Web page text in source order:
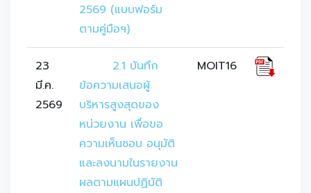
2569 (แบบฟอร์ม
ตามคู่มือฯ)
23
มี.ค.
2569
ข้อความเสนอผู้
บริหารสูงสุดของ
หน่วยงาน เพื่อขอ
ความเห็นชอบ อนุมัติ
และลงนามในรายงาน
ผลตามแผนปฏิบัติ
MOIT16